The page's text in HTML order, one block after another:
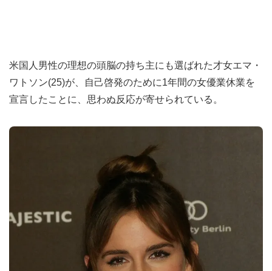
米国人男性の理想の頭脳の持ち主にも選ばれた才女エマ・
ワトソン(25)が、自己啓発のために1年間の女優業休業を
宣言したことに、思わぬ反応が寄せられている。